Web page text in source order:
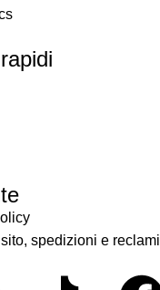
spedizioni e reclami